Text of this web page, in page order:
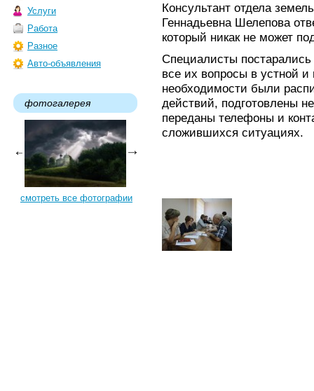
Услуги
Работа
Разное
Авто-объявления
фотогалерея
смотреть все фотографии
Консультант отдела
Геннадьевна Шелепова
который никак не может
Специалисты
все их вопросы в устной
необходимости были
действий, подготовлены
переданы телефоны и
сложившихся ситуациях.